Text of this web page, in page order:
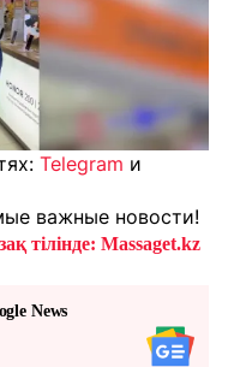
видео YouTube
Telegram и
важные новости!
тілінде: Massaget.kz
News